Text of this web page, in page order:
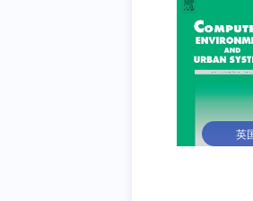
英